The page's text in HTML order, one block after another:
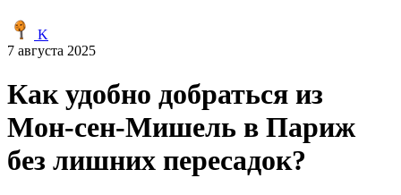
K
7 августа 2025
Как удобно добраться из
Мон-сен-Мишель в Париж
без лишних пересадок?